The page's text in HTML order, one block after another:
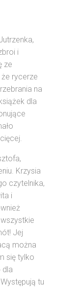
i
ze
rycerze
na
dla
Krzysia
czytelnika,
i
Jej
można
się tylko
dla
tu